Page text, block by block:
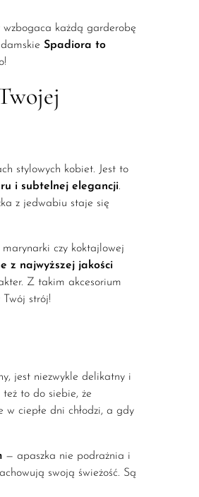
każdą garderobę
Spadiora to
stylowych kobiet. Jest to
i subtelnej elegancji.
z jedwabiu staje się
czy koktajlowej
z najwyższej jakości
Z takim akcesorium
strój!
jest niezwykle delikatny i
to do siebie, że
w ciepłe dni chłodzi, a gdy
— apaszka nie podrażnia i
swoją świeżość. Są